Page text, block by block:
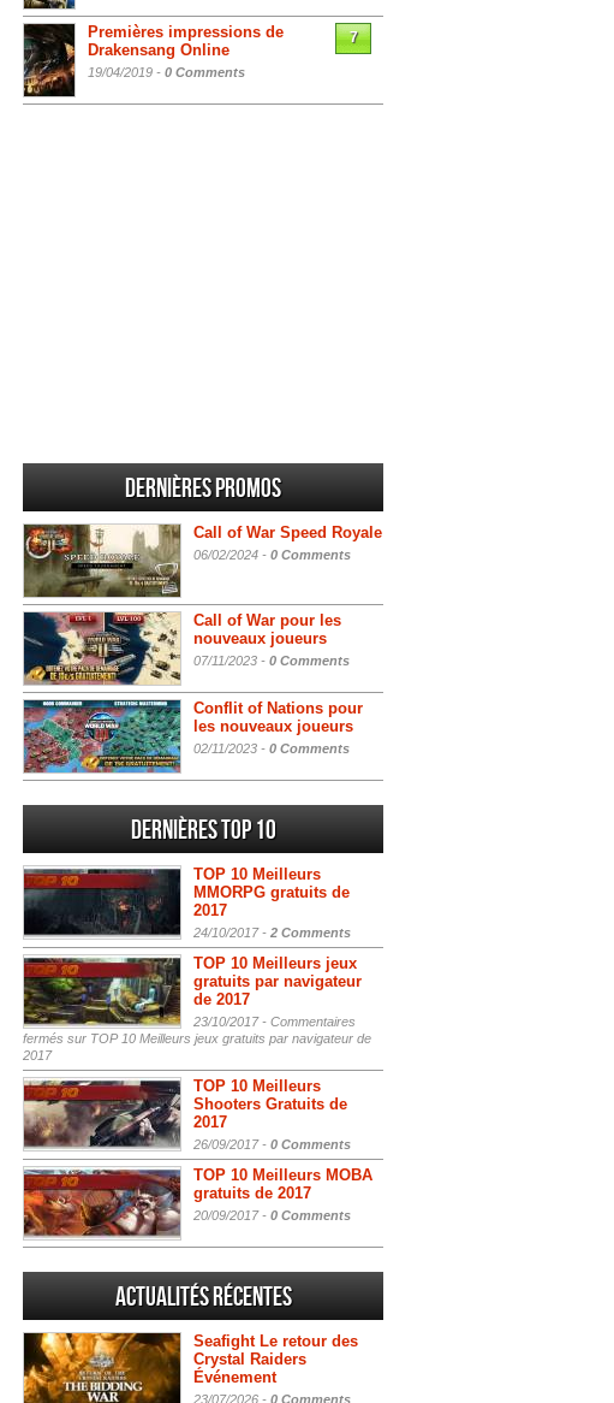
Premières impressions de
Drakensang Online
19/04/2019 - 0 Comments
7
Dernières promos
Call of War Speed Royale
06/02/2024 - 0 Comments
Call of War pour les
nouveaux joueurs
07/11/2023 - 0 Comments
Conflit of Nations pour
les nouveaux joueurs
02/11/2023 - 0 Comments
Dernières Top 10
TOP 10 Meilleurs
MMORPG gratuits de
2017
24/10/2017 - 2 Comments
TOP 10 Meilleurs jeux
gratuits par navigateur
de 2017
23/10/2017 - Commentaires
fermés sur TOP 10 Meilleurs jeux gratuits par navigateur de
2017
TOP 10 Meilleurs
Shooters Gratuits de
2017
26/09/2017 - 0 Comments
TOP 10 Meilleurs MOBA
gratuits de 2017
20/09/2017 - 0 Comments
Actualités Récentes
Seafight Le retour des
Crystal Raiders
Événement
23/07/2026 - 0 Comments